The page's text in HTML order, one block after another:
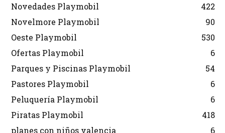
Novedades Playmobil
422
Novelmore Playmobil
90
Oeste Playmobil
530
Ofertas Playmobil
6
Parques y Piscinas Playmobil
54
Pastores Playmobil
6
Peluquería Playmobil
6
Piratas Playmobil
418
planes con niños valencia
6